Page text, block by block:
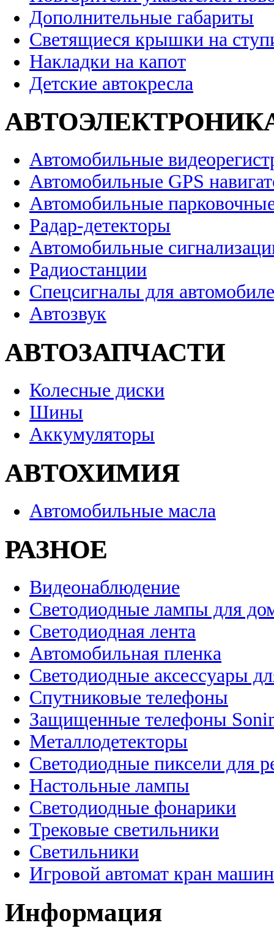
Дополнительные габариты
Светящиеся крышки на
Накладки на капот
Детские автокресла
Автомобильные
Автомобильные GPS
Автомобильные
Радар-детекторы
Автомобильные
Радиостанции
Спецсигналы для
Автозвук
АВТОЗАПЧАСТИ
Колесные диски
Шины
Аккумуляторы
АВТОХИМИЯ
Автомобильные масла
РАЗНОЕ
Видеонаблюдение
Светодиодные лампы для
Светодиодная лента
Автомобильная пленка
Светодиодные аксессуары
Спутниковые телефоны
Защищенные телефоны
Металлодетекторы
Светодиодные пиксели для
Настольные лампы
Светодиодные фонарики
Трековые светильники
Светильники
Игровой автомат кран
Информация